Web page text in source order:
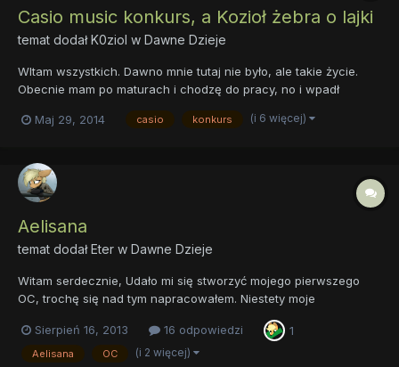
Casio music konkurs, a Kozioł żebra o lajki
temat dodałK0ziol w Dawne Dzieje
WItam wszystkich. Dawno mnie tutaj nie było, ale takie życie.
Obecnie mam po maturach i chodzę do pracy, no i wpadł
Najwięcej można zgarnąć ponad 9000 złotych. A mi by się takie
Maj 29, 2014 casio konkurs (i 6 więcej)
Aelisana
temat dodałEter w Dawne Dzieje
Witam serdecznie, Udało mi się stworzyć mojego pierwszego
OC, trochę się nad tym napracowałem. Niestety moje
znajdą się błędy stylistyczne itp. Jestem jak najbardziej otwarty
na krytykę; jeżeli znajdziecie coś co budzi Wasze wątpliwości t...
Sierpień 16, 2013 16 odpowiedzi 1
Aelisana OC (i 2 więcej)